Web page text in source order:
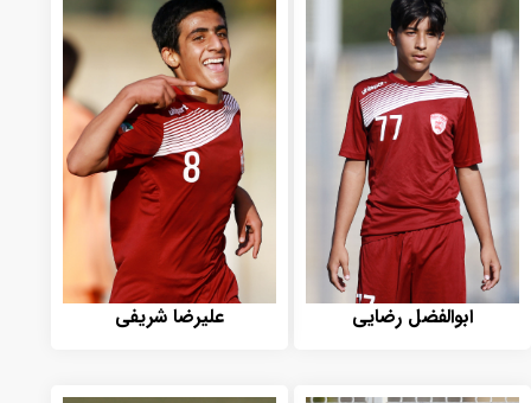
ابوالفضل رضایی علیرضا شریفی